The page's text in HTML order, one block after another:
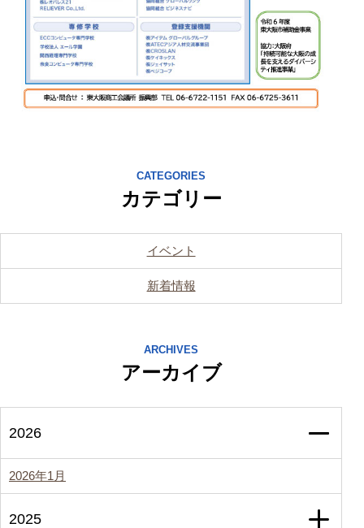
CATEGORIES
カテゴリー
イベント
新着情報
ARCHIVES
アーカイブ
2026
2026年1月
2025